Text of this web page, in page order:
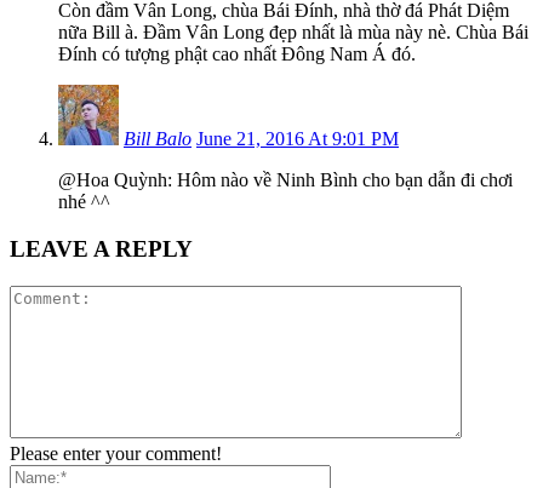
Còn đầm Vân Long, chùa Bái Đính, nhà thờ đá Phát Diệm
nữa Bill à. Đầm Vân Long đẹp nhất là mùa này nè. Chùa Bái
Đính có tượng phật cao nhất Đông Nam Á đó.
Bill Balo June 21, 2016 At 9:01 PM
@Hoa Quỳnh: Hôm nào về Ninh Bình cho bạn dẫn đi chơi
nhé ^^
LEAVE A REPLY
Please enter your comment!